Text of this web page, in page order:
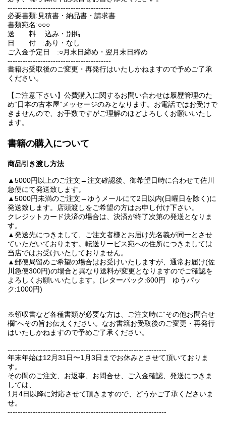
-----------------------------------------
必要書類:見積書・納品書・請求書
書類宛名:○○○
送 料 :込み・別掲
日 付 :あり・なし
ご入金予定日 :○月末日締め・翌月末日締め
-----------------------------------------
書籍お受取後のご変更・再発行はいたしかねますので予めご了承
ください。
【ご注意下さい】公費購入に関するお問い合わせは履歴管理のた
め“日本の古本屋”メッセージのみとなります。お電話ではお受けで
きませんので、お手数ですがご理解のほどよろしくお願いいたし
ます。
書籍の購入について
商品引き渡し方法
▲5000円以上のご注文→注文確認後、御希望日時に合わせて佐川
急便にて発送致します。
▲5000円未満のご注文→ゆうメールにて2日以内(日曜日を除く)に
発送致します。店頭渡しをご希望の方はお申し付け下さい。
クレジットカード決済の場合は、決済が終了次第の発送となりま
す。
▲発送先につきまして、ご注文者様とお届け先名義が同一とさせ
ていただいております。転送サービス宛への住所につきましては
当店ではお受けいたしておりません。
▲郵便局留めご希望の場合はお受けいたしますが、通常お届け(佐
川急便300円)の場合と異なり送料が変更となりますのでご確認を
よろしくお願いいたします。(レターパック:600円 ゆうパッ
ク:1000円)
※領収書など各種書類が必要な方は、ご注文時に“その他お問合せ
欄”へその旨お伝えください。なお書籍お受取後のご変更・再発行
はいたしかねますので予めご了承ください。
---------------------------------------------------------------
年末年始は12月31日〜1月3日までお休みとさせて頂いておりま
す。
その間のご注文、お返事、お問合せ、ご入金確認、発送につきま
しては、
1月4日以降に対応させて頂きますので、どうかご了承くださいま
せ。
---------------------------------------------------------------